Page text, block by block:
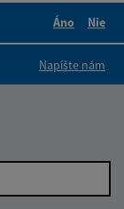
Áno
Nie
Napíšte nám